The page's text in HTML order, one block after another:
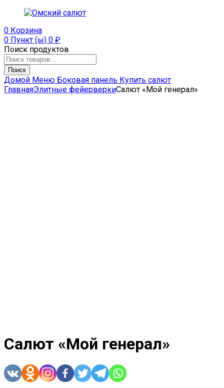
0 Корзина
0 Пункт (ы) 0 ₽
Поиск продуктов
Поиск
Домой Меню Боковая панель Купить салют
ГлавнаяЭлитные фейерверкиСалют «Мой генерал»
Салют «Мой генерал»